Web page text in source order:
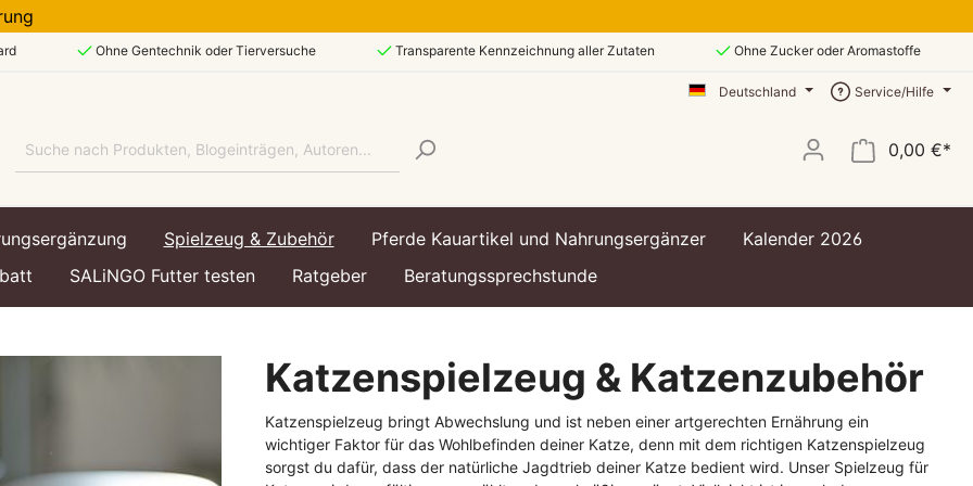
Ohne Gentechnik oder Tierversuche Transparente Kennzeichnung aller Zutaten Ohne Zucker oder Aromastoffe
Deutschland Service/Hilfe
0,00 €*
Spielzeug & Zubehör Pferde Kauartikel und Nahrungsergänzer
Kalender 2026
SALiNGO Futter testen Ratgeber Beratungssprechstunde
Welpe / Junior
Ausgewachsen / Adult
Kätzchen / Kitten
Ausgewachsen / Adult
Hundespielzeug &
Hundezubehör
Katzenspielzeug & Katzenzubehör
Katzenspielzeug bringt Abwechslung und ist neben einer artgerechten Ernährung ein
wichtiger Faktor für das Wohlbefinden deiner Katze, denn mit dem richtigen Katzenspielzeug
sorgst du dafür, dass der natürliche Jagdtrieb deiner Katze bedient wird. Unser Spielzeug für